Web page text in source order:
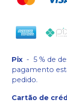
Pix - 5 % de
pagamento
pedido.
Cartão de